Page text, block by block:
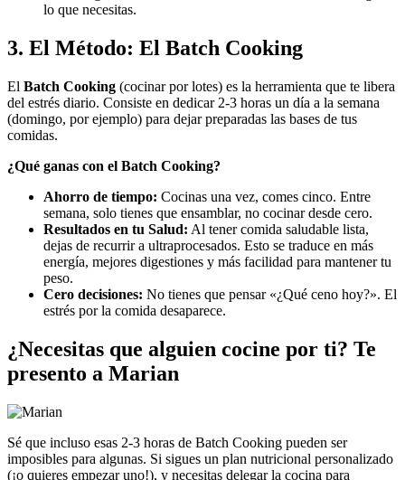
lo que necesitas.
3. El Método: El Batch Cooking
El Batch Cooking (cocinar por lotes) es la herramienta que te libera
del estrés diario. Consiste en dedicar 2-3 horas un día a la semana
(domingo, por ejemplo) para dejar preparadas las bases de tus
comidas.
¿Qué ganas con el Batch Cooking?
Ahorro de tiempo: Cocinas una vez, comes cinco. Entre
semana, solo tienes que ensamblar, no cocinar desde cero.
Resultados en tu Salud: Al tener comida saludable lista,
dejas de recurrir a ultraprocesados. Esto se traduce en más
energía, mejores digestiones y más facilidad para mantener tu
peso.
Cero decisiones: No tienes que pensar «¿Qué ceno hoy?». El
estrés por la comida desaparece.
¿Necesitas que alguien cocine por ti? Te
presento a Marian
Sé que incluso esas 2-3 horas de Batch Cooking pueden ser
imposibles para algunas. Si sigues un plan nutricional personalizado
(¡o quieres empezar uno!), y necesitas delegar la cocina para